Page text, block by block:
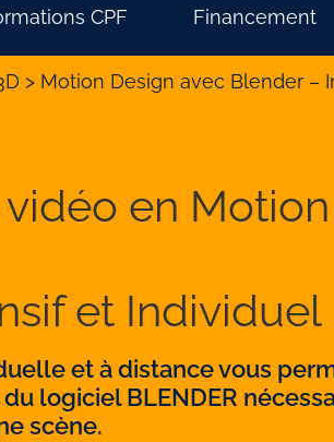
CPF Financement
> Motion Design avec Blender –
en Motion
et Individuel
et à distance vous
logiciel BLENDER
scène.